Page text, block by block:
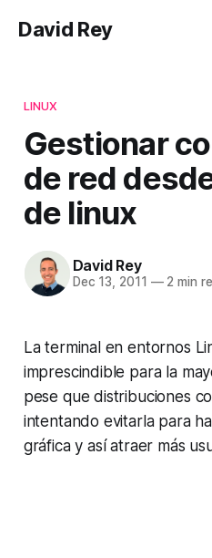
David Rey
LINUX
Gestionar
de red
de linux
David Rey
Dec 13, 2011 —2 min
La terminal en entornos
imprescindible para la
pese que distribuciones
intentando evitarla para
gráfica y así atraer más